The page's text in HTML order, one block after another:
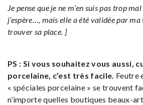
Je pense que je ne m’en suis pas trop
j’espère…, mais elle a été validée par
trouver sa place. ]
PS : Si vous souhaitez vous aussi,
porcelaine, c’est très facile. Feutre
« spéciales porcelaine » se trouvent
n’importe quelles boutiques beaux-